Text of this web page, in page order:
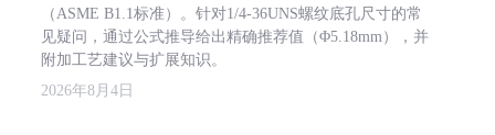
（ASME B1.1标准）。针对1/4-36UNS螺纹底孔尺寸的常
见疑问，通过公式推导给出精确推荐值（Φ5.18mm），并
附加工艺建议与扩展知识。
2026年8月4日